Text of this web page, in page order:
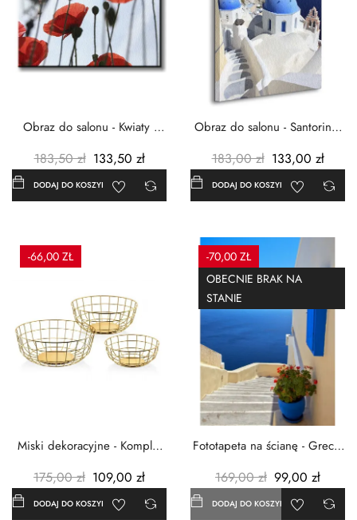
Obraz do salonu - Kwiaty -
183,50 zł 133,50 zł
DODAJ DO KOSZYKA
Obraz do salonu - Santorini -
183,00 zł 133,00 zł
DODAJ DO KOSZYKA
-66,00 ZŁ
Miski dekoracyjne - Komplet
175,00 zł 109,00 zł
DODAJ DO KOSZYKA
-70,00 ZŁ
OBECNIE BRAK NA
STANIE
Fototapeta na ścianę - Grecja
169,00 zł 99,00 zł
DODAJ DO KOSZYKA